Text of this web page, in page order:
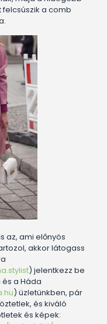
a comb
az, ami előnyös
akkor látogass
) jelentkezz be
a Háda
) üzletünkben, pár
és kiváló
és képek: